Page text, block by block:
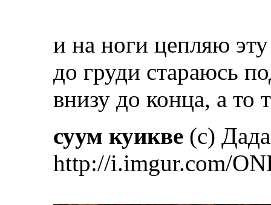
и на ноги цепляю
до груди стараюсь
внизу до конца, а то
суум куикве (с)
http://i.imgur.com/